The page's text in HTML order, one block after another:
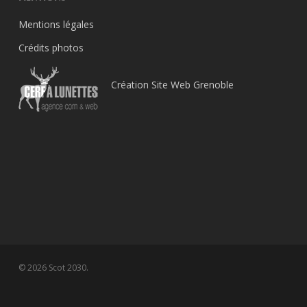
Mentions légales
Crédits photos
Création Site Web Grenoble
© 2026 Scot 2030.